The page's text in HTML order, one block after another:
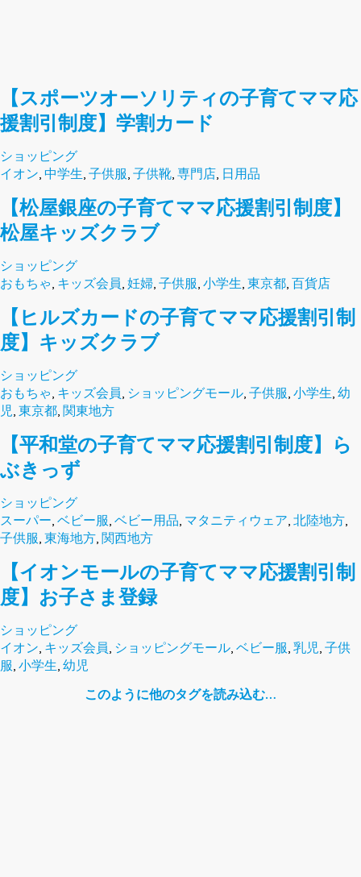
【スポーツオーソリティの子育てママ応
援割引制度】学割カード
ショッピング
イオン, 中学生, 子供服, 子供靴, 専門店, 日用品
【松屋銀座の子育てママ応援割引制度】
松屋キッズクラブ
ショッピング
おもちゃ, キッズ会員, 妊婦, 子供服, 小学生, 東京都, 百貨店
【ヒルズカードの子育てママ応援割引制
度】キッズクラブ
ショッピング
おもちゃ, キッズ会員, ショッピングモール, 子供服, 小学生, 幼
児, 東京都, 関東地方
【平和堂の子育てママ応援割引制度】ら
ぶきっず
ショッピング
スーパー, ベビー服, ベビー用品, マタニティウェア, 北陸地方,
子供服, 東海地方, 関西地方
【イオンモールの子育てママ応援割引制
度】お子さま登録
ショッピング
イオン, キッズ会員, ショッピングモール, ベビー服, 乳児, 子供
服, 小学生, 幼児
このように他のタグを読み込む…